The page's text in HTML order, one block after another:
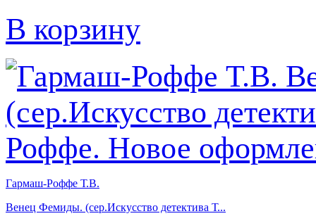
В корзину
Гармаш-Роффе Т.В.
Венец Фемиды. (сер.Искусство детектива Т...